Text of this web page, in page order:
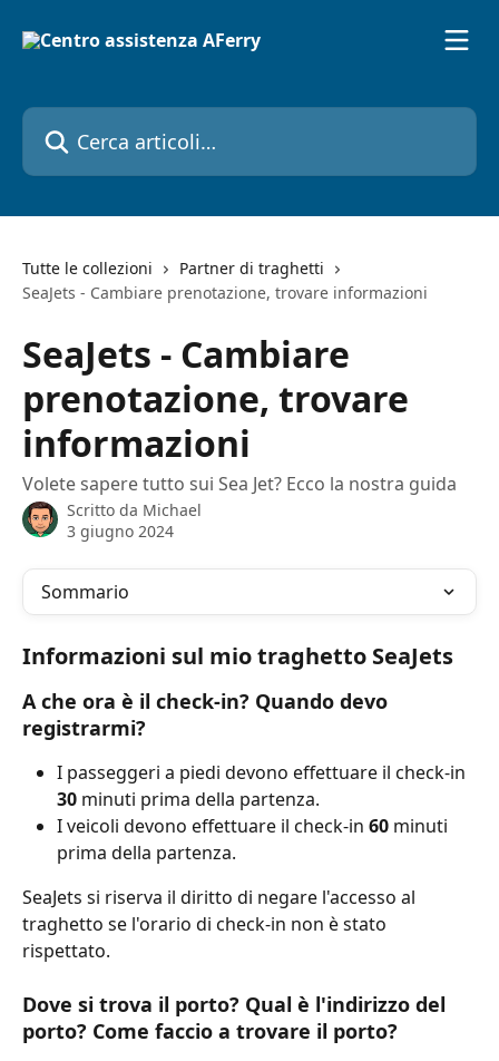
Cerca articoli…
Tutte le collezioni
Partner di traghetti
SeaJets - Cambiare prenotazione, trovare informazioni
SeaJets - Cambiare
prenotazione, trovare
informazioni
Volete sapere tutto sui Sea Jet? Ecco la nostra guida
Scritto da Michael
3 giugno 2024
Sommario
Informazioni sul mio traghetto SeaJets
A che ora è il check-in? Quando devo
registrarmi?
I passeggeri a piedi devono effettuare il check-in
30 minuti prima della partenza.
I veicoli devono effettuare il check-in 60 minuti
prima della partenza.
SeaJets si riserva il diritto di negare l'accesso al
traghetto se l'orario di check-in non è stato
rispettato.
Dove si trova il porto? Qual è l'indirizzo del
porto? Come faccio a trovare il porto?